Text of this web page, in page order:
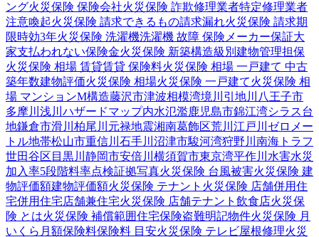
ング火災保険 保険会社火災保険 詐欺修理業者特定修理業者
注意喚起火災保険 請求できるもの請求漏れ火災保険 請求期
限時効3年火災保険 洗濯機洗濯機 故障 保険 メーカー保証大
家支払われない保険金火災保険 新築構造級別 建物管理担保
火災保険 相場 賃貸賃貸 保険料火災保険 相場 一戸建て 中古
築年数建物評価火災保険 相場火災保険 一戸建て火災保険 相
場 マンションM構造藤沢市津波相模湾境川 引地川
八王子市
多摩川 浅川 ハザードマップ内水氾濫鹿児島市錦江湾シラス台
地鎌倉市滑川 柏尾川 元禄地震湘南葛飾区荒川 江戸川 ゼロメー
トル地帯松山市重信川 石手川 沼津市駿河湾狩野川 南海トラフ
世田谷区 目黒川 静岡市安倍川 横須賀市東京湾平作川 水害水災
加入率5段階料率点検証拠写真火災保険 台風被害火災保険 建
物評価額建物評価額火災保険 テナント 火災保険 店舗併用住
宅併用住宅店舗兼住宅火災保険 店舗テナント 飲食店火災保
険 とは火災保険 補償範囲住宅保険盗難明記物件火災保険 月
いくら 月額保険料保険料 目安火災保険 テレビ屋根修理火災